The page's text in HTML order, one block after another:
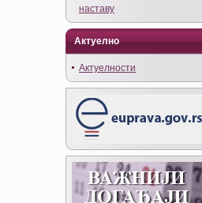
наставу
Актуелно
Актуелности